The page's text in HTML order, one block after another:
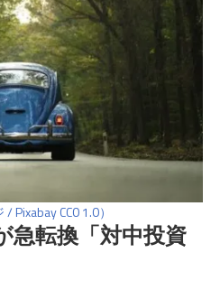
CC0 1.0）
急転換「対中投資